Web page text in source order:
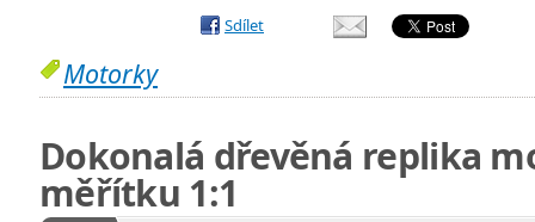
Sdílet
Motorky
Dokonalá dřevěná replika
měřítku 1:1